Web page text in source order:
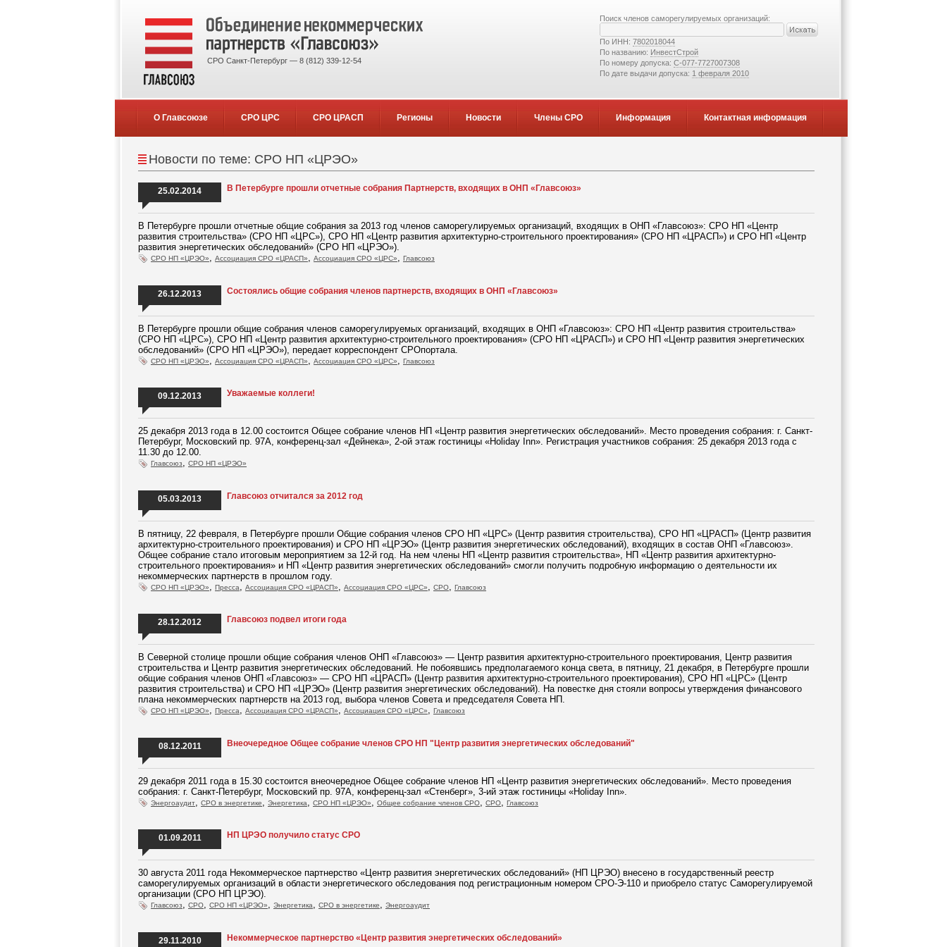
СРО Санкт-Петербург — 8 (812) 339-12-54
Поиск членов саморегулируемых организаций:
По ИНН: 7802018044
По названию: ИнвестСтрой
По номеру допуска: С-077-7727007308
По дате выдачи допуска: 1 февраля 2010
О Главсоюзе СРО ЦРС СРО ЦРАСП Регионы Новости Члены СРО Информация Контактная информация
Новости по теме: СРО НП «ЦРЭО»
25.02.2014 В Петербурге прошли отчетные собрания Партнерств, входящих в ОНП «Главсоюз»
В Петербурге прошли отчетные общие собрания за 2013 год членов саморегулируемых организаций, входящих в ОНП «Главсоюз»: СРО НП «Центр
развития строительства» (СРО НП «ЦРС»), СРО НП «Центр развития архитектурно-строительного проектирования» (СРО НП «ЦРАСП») и СРО НП «Центр
развития энергетических обследований» (СРО НП «ЦРЭО»).
СРО НП «ЦРЭО», Ассоциация СРО «ЦРАСП», Ассоциация СРО «ЦРС», Главсоюз
26.12.2013 Состоялись общие собрания членов партнерств, входящих в ОНП «Главсоюз»
В Петербурге прошли общие собрания членов саморегулируемых организаций, входящих в ОНП «Главсоюз»: СРО НП «Центр развития строительства»
(СРО НП «ЦРС»), СРО НП «Центр развития архитектурно-строительного проектирования» (СРО НП «ЦРАСП») и СРО НП «Центр развития энергетических
обследований» (СРО НП «ЦРЭО»), передает корреспондент СРОпортала.
СРО НП «ЦРЭО» Ассоциация СРО «ЦРАСП» Ассоциация СРО «ЦРС» Главсоюз
09.12.2013 Уважаемые коллеги!
25 декабря 2013 года в 12.00 состоится Общее собрание членов НП «Центр развития энергетических обследований». Место проведения собрания: г. Санкт-
Петербург, Московский пр. 97А, конференц-зал «Дейнека», 2-ой этаж гостиницы «Holiday Inn». Регистрация участников собрания: 25 декабря 2013 года с
11.30 до 12.00.
Главсоюз, СРО НП «ЦРЭО»
05.03.2013 Главсоюз отчитался за 2012 год
В пятницу, 22 февраля, в Петербурге прошли Общие собрания членов СРО НП «ЦРС» (Центр развития строительства), СРО НП «ЦРАСП» (Центр развития
архитектурно-строительного проектирования) и СРО НП «ЦРЭО» (Центр развития энергетических обследований), входящих в состав ОНП «Главсоюз».
Общее собрание стало итоговым мероприятием за 12-й год. На нем члены НП «Центр развития строительства», НП «Центр развития архитектурно-
строительного проектирования» и НП «Центр развития энергетических обследований» смогли получить подробную информацию о деятельности их
некоммерческих партнерств в прошлом году.
СРО НП «ЦРЭО» Пресса Ассоциация СРО «ЦРАСП» Ассоциация СРО «ЦРС» СРО Главсоюз
28.12.2012 Главсоюз подвел итоги года
В Северной столице прошли общие собрания членов ОНП «Главсоюз» — Центр развития архитектурно-строительного проектирования, Центр развития
строительства и Центр развития энергетических обследований. Не побоявшись предполагаемого конца света, в пятницу, 21 декабря, в Петербурге прошли
общие собрания членов ОНП «Главсоюз» — СРО НП «ЦРАСП» (Центр развития архитектурно-строительного проектирования), СРО НП «ЦРС» (Центр
развития строительства) и СРО НП «ЦРЭО» (Центр развития энергетических обследований). На повестке дня стояли вопросы утверждения финансового
плана некоммерческих партнерств на 2013 год, выбора членов Совета и председателя Совета НП.
СРО НП «ЦРЭО», Пресса, Ассоциация СРО «ЦРАСП», Ассоциация СРО «ЦРС», Главсоюз
08.12.2011 Внеочередное Общее собрание членов СРО НП "Центр развития энергетических обследований"
29 декабря 2011 года в 15.30 состоится внеочередное Общее собрание членов НП «Центр развития энергетических обследований». Место проведения
собрания: г. Санкт-Петербург, Московский пр. 97А, конференц-зал «Стенберг», 3-ий этаж гостиницы «Holiday Inn».
Энергоаудит СРО в энергетике Энергетика СРО НП «ЦРЭО» Общее собрание членов СРО СРО Главсоюз
01.09.2011 НП ЦРЭО получило статус СРО
30 августа 2011 года Некоммерческое партнерство «Центр развития энергетических обследований» (НП ЦРЭО) внесено в государственный реестр
саморегулируемых организаций в области энергетического обследования под регистрационным номером СРО-Э-110 и приобрело статус Саморегулируемой
организации (СРО НП ЦРЭО).
Главсоюз, СРО, СРО НП «ЦРЭО», Энергетика, СРО в энергетике, Энергоаудит
29.11.2010 Некоммерческое партнерство «Центр развития энергетических обследований»